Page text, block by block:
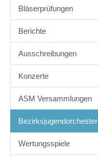
Bläserprüfungen
Berichte
Ausschreibungen
Konzerte
ASM Versammlungen
Bezirksjugendorchester
Wertungsspiele